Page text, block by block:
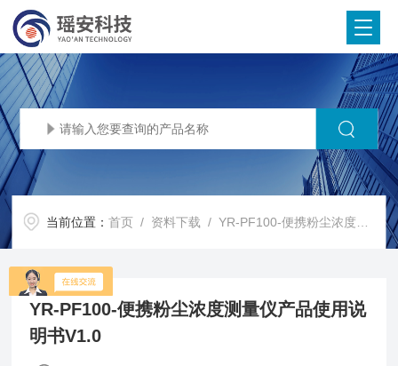
当前位置：首页 / 资料下载 / YR-PF100-便携粉尘浓度测量仪产品使用说明书V1.0
YR-PF100-便携粉尘浓度测量仪产品使用说
明书V1.0